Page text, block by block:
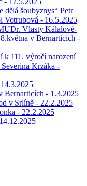
dělá šoubyznys“ Petr
Votrubová - 16.5.2025
Vlasty Kálalové-
v Bernarticích -
k 111. výročí narození
Krzáka -
Bernarticích - 1.3.2025
v Srlíně - 22.2.2025
- 22.2.2025